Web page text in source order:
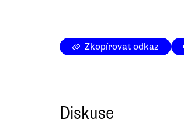
Zkopírovat odkaz
Diskuse